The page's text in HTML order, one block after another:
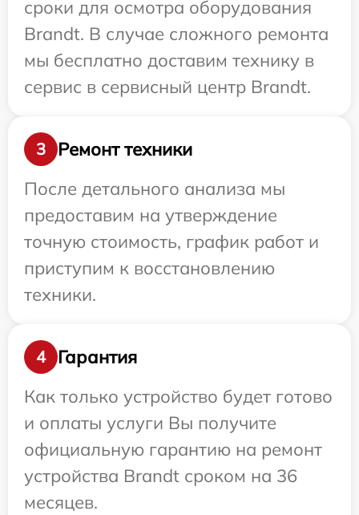
сроки для осмотра оборудования
Brandt. В случае сложного ремонта
мы бесплатно доставим технику в
сервис в сервисный центр Brandt.
3
Ремонт техники
После детального анализа мы
предоставим на утверждение
точную стоимость, график работ и
приступим к восстановлению
техники.
4
Гарантия
Как только устройство будет готово
и оплаты услуги Вы получите
официальную гарантию на ремонт
устройства Brandt сроком на 36
месяцев.